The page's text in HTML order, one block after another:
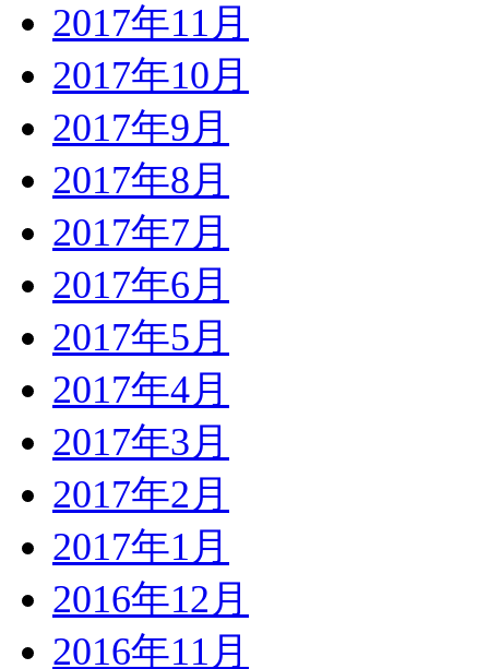
2017年11月
2017年10月
2017年9月
2017年8月
2017年7月
2017年6月
2017年5月
2017年4月
2017年3月
2017年2月
2017年1月
2016年12月
2016年11月